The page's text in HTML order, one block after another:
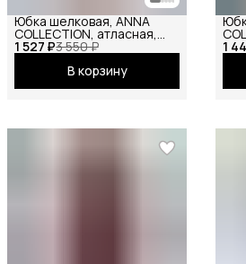
1 527 ₽3 550 ₽
Юбка шелковая, ANNA
COLLECTION, атласная,
весенняя, праздничная,
повседневная, офисная,
школьная на резинке
В корзину
1